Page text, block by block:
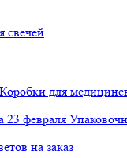
свечей
Коробки для
23 февраля
на заказ